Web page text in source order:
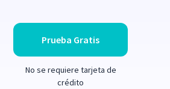
Prueba Gratis
No se requiere tarjeta de
crédito